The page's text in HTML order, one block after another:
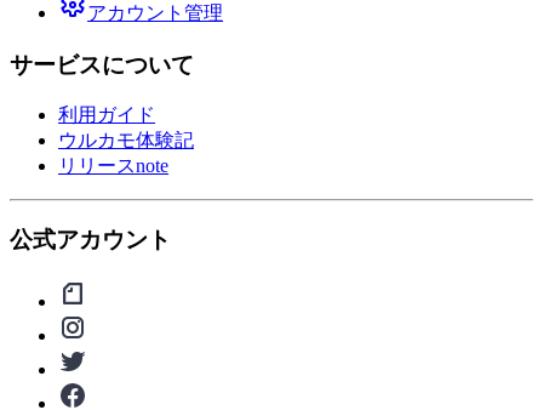
アカウント管理
サービスについて
利用ガイド
ウルカモ体験記
リリースnote
公式アカウント